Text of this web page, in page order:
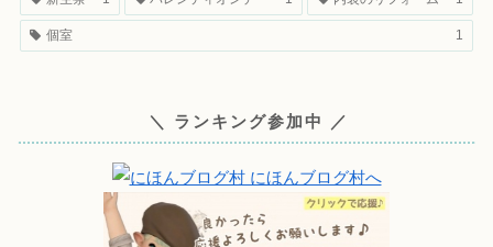
個室 1
＼ ランキング参加中 ／